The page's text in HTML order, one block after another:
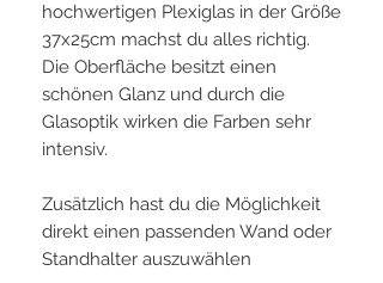
hochwertigen Plexiglas in der Größe
37x25cm machst du alles richtig.
Die Oberfläche besitzt einen
schönen Glanz und durch die
Glasoptik wirken die Farben sehr
intensiv.
Zusätzlich hast du die Möglichkeit
direkt einen passenden Wand oder
Standhalter auszuwählen